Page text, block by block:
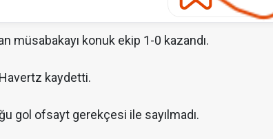
müsabakayı konuk ekip 1-0 kazandı.
kaydetti.
gol ofsayt gerekçesi ile sayılmadı.